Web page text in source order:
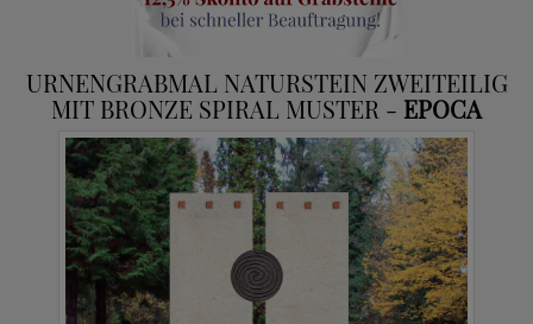
URNENGRABMAL NATURSTEIN ZWEITEILIG
MIT BRONZE SPIRAL MUSTER - EPOCA